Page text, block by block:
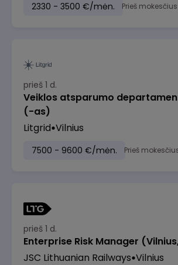
2330 - 3500 €/mėn. Prieš mokesčius
prieš 1 d.
Veiklos atsparumo
(-as)
Litgrid Vilnius
7500 - 9600 €/mėn. Prieš
prieš 1 d.
Enterprise Risk Manager
JSC Lithuanian Railways Vilnius